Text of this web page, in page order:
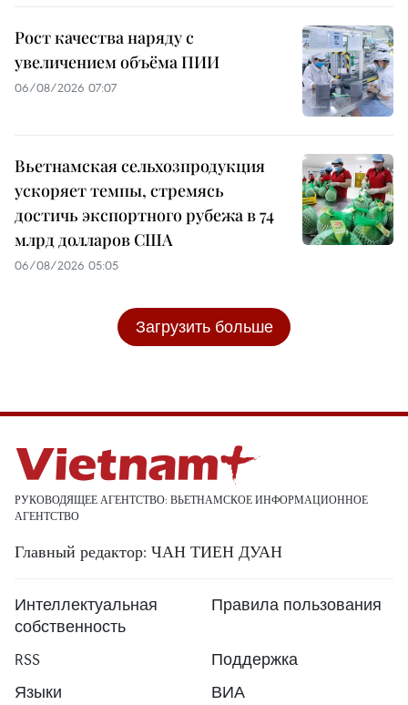
Рост качества наряду с
увеличением объёма ПИИ
06/08/2026 07:07
Вьетнамская сельхозпродукция
ускоряет темпы, стремясь
достичь экспортного рубежа в 74
млрд долларов США
06/08/2026 05:05
Загрузить больше
РУКОВОДЯЩЕЕ АГЕНТСТВО: ВЬЕТНАМСКОЕ ИНФОРМАЦИОННОЕ
АГЕНТСТВО
Главный редактор: ЧАН ТИЕН ДУАН
Интеллектуальная
собственность
Правила пользования
RSS
Поддержка
Языки
ВИА